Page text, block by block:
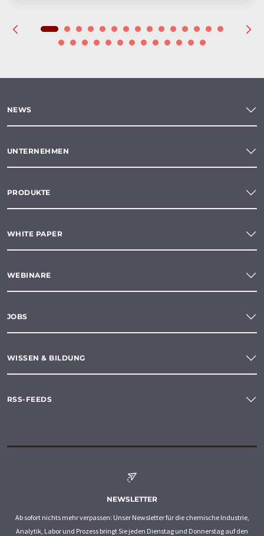
NEWS
UNTERNEHMEN
PRODUKTE
WHITE PAPER
WEBINARE
JOBS
WISSEN & BILDUNG
RSS-FEEDS
NEWSLETTER
Ab sofort nichts mehr verpassen: Unser Newsletter für die chemische Industrie,
Analytik, Labor und Prozess bringt Sie jeden Dienstag und Donnerstag auf den